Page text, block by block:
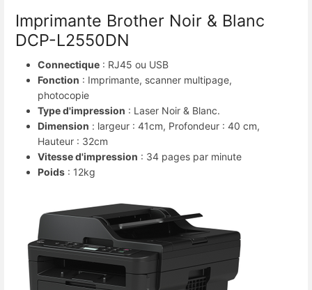
Imprimante Brother Noir & Blanc
DCP-L2550DN
Connectique : RJ45 ou USB
Fonction : Imprimante, scanner multipage,
photocopie
Type d'impression : Laser Noir & Blanc.
Dimension : largeur : 41cm, Profondeur : 40 cm,
Hauteur : 32cm
Vitesse d'impression : 34 pages par minute
Poids : 12kg